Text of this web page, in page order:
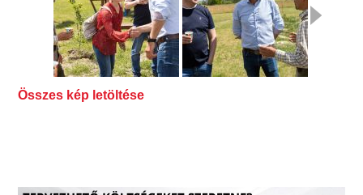
Összes kép letöltése